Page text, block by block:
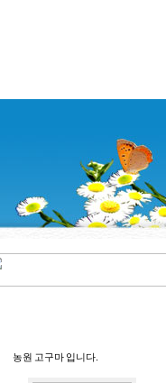
농원 고구마 입니다.